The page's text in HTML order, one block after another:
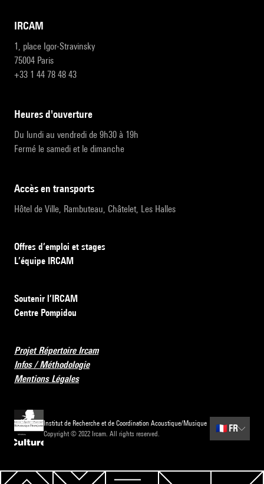
IRCAM
1, place Igor-Stravinsky
75004 Paris
+33 1 44 78 48 43
heures d'ouverture
Du lundi au vendredi de 9h30 à 19h
Fermé le samedi et le dimanche
accès en transports
Hôtel de Ville, Rambuteau, Châtelet, Les Halles
Offres d’emploi et stages
L’équipe IRCAM
Soutenir l’IRCAM
Centre Pompidou
Projet Répertoire Ircam
Infos / Méthodologie
Mentions Légales
Institut de Recherche et de Coordination Acoustique/Musique
Copyright © 2022 Ircam. All rights reserved.
🇫🇷 FR